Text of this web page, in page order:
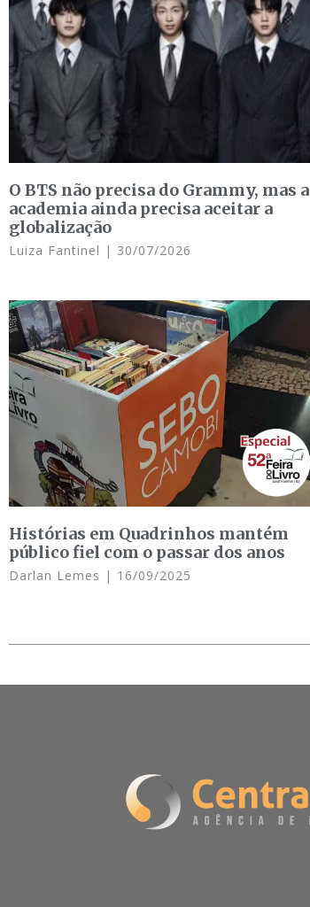
O BTS não precisa do Grammy, mas a
academia ainda precisa aceitar a
globalização
Luiza Fantinel 30/07/2026
Histórias em Quadrinhos mantém
público fiel com o passar dos anos
Darlan Lemes 16/09/2025